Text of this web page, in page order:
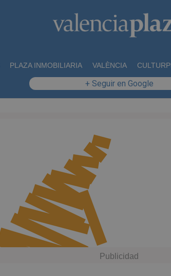
PLAZA INMOBILIARIA VALÈNCIA
+ Seguir en Google